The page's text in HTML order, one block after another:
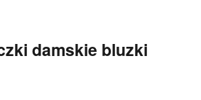
damskie bluzki